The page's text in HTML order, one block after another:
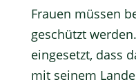
Frauen müssen
geschützt
eingesetzt, dass
mit seinem